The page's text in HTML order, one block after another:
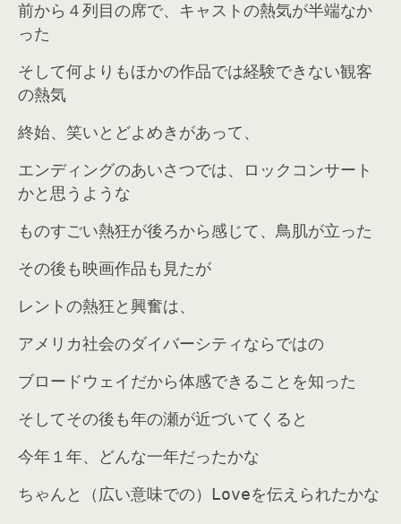
前から４列目の席で、キャストの熱気が半端なか
った
そして何よりもほかの作品では経験できない観客
の熱気
終始、笑いとどよめきがあって、
エンディングのあいさつでは、ロックコンサート
かと思うような
ものすごい熱狂が後ろから感じて、鳥肌が立った
その後も映画作品も見たが
レントの熱狂と興奮は、
アメリカ社会のダイバーシティならではの
ブロードウェイだから体感できることを知った
そしてその後も年の瀬が近づいてくると
今年１年、どんな一年だったかな
ちゃんと（広い意味での）Loveを伝えられたかな